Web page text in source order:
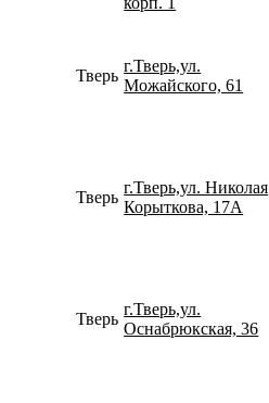
Тверь
г.Тверь,ул.
Можайского, 61
Тверь
г.Тверь,ул. Николая
Корыткова, 17А
Тверь
г.Тверь,ул.
Оснабрюкская, 36